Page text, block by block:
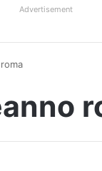
Advertisement